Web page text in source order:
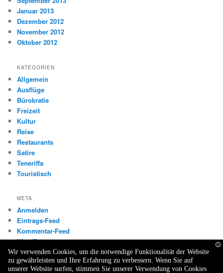
Januar 2013
Dezember 2012
November 2012
Oktober 2012
KATEGORIEN
Allgemein
Ausflüge
Bürokratie
Freizeit
Kultur
Reise
Restaurants
Satire
Teneriffa
Touristisch
META
Anmelden
Eintrags-Feed
Kommentar-Feed
WordPress.org
Wir verwenden Cookies, um die notwendige Funktionalität der Website
zu gewährleisten und Ihre Erfahrung zu verbessern. Wenn Sie auf
unserer Website surfen, stimmen Sie unserer Verwendung von Cookies